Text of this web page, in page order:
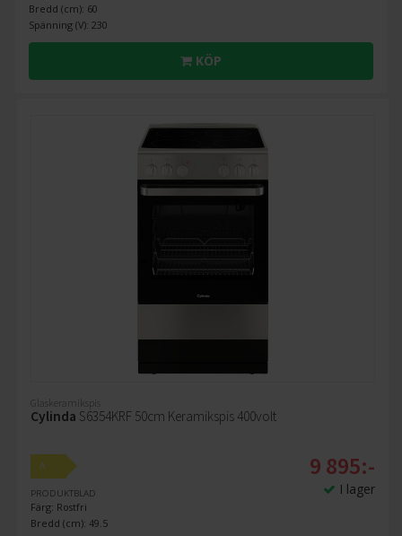
Bredd (cm): 60
Spänning (V): 230
KÖP
Glaskeramikspis
Cylinda S6354KRF 50cm Keramikspis 400volt
A
PRODUKTBLAD
Färg: Rostfri
Bredd (cm): 49.5
9 895:-
I lager